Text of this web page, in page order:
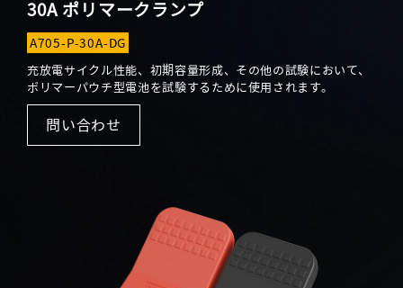
30A ポリマークランプ
A705-P-30A-DG
充放電サイクル性能、初期容量形成、その他の試験において、
ポリマーパウチ型電池を試験するために使用されます。
問い合わせ